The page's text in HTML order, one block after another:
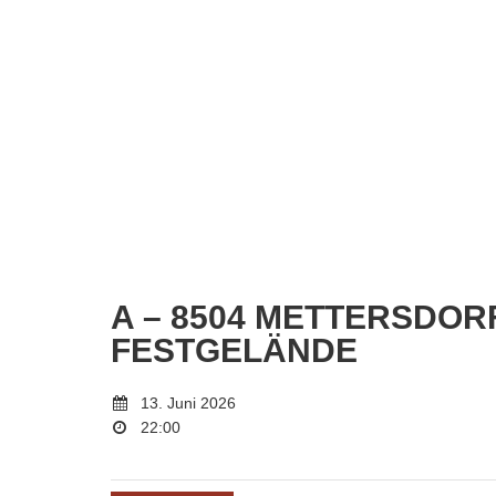
A – 8504
FESTGELÄNDE
13. Juni 2026
22:00